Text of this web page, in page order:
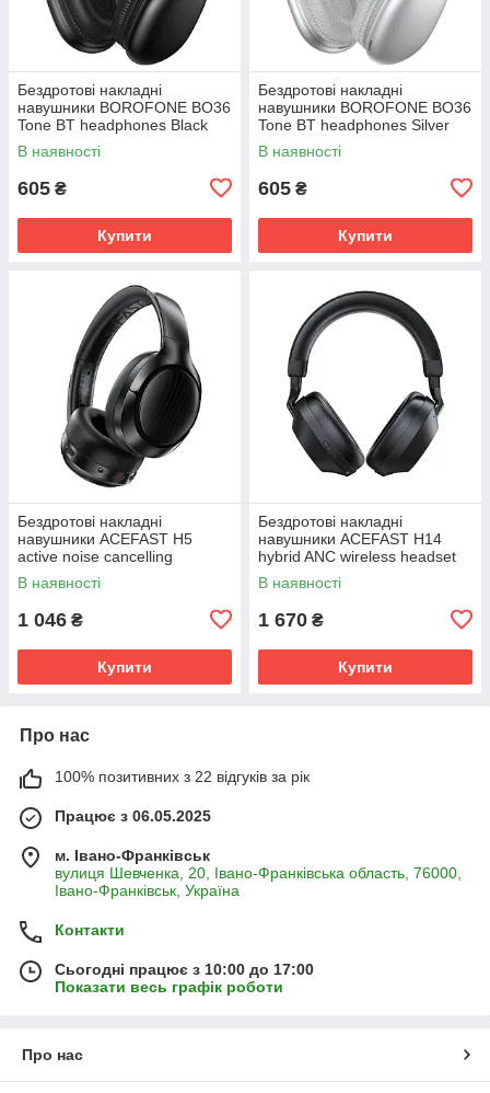
Бездротові накладні
навушники BOROFONE BO36
Tone BT headphones Black
В наявності
605 ₴
Купити
Бездротові накладні
навушники BOROFONE BO36
Tone BT headphones Silver
В наявності
605 ₴
Купити
Бездротові накладні
навушники ACEFAST H5
active noise cancelling
wireless headset Black
В наявності
1 046 ₴
Купити
Бездротові накладні
навушники ACEFAST H14
hybrid ANC wireless headset
Black
В наявності
1 670 ₴
Купити
Про нас
100% позитивних з 22 відгуків за рік
Працює з 06.05.2025
м. Івано-Франківськ
вулиця Шевченка, 20, Івано-Франківська область, 76000,
Івано-Франківськ, Україна
Контакти
Сьогодні працює з 10:00 до 17:00
Показати весь графік роботи
Про нас